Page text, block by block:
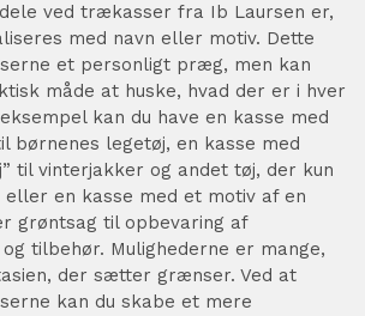
ved trækasser fra Ib Laursen er,
med navn eller motiv. Dette
et personligt præg, men kan
måde at huske, hvad der er i hver
kan du have en kasse med
børnenes legetøj, en kasse med
til vinterjakker og andet tøj, der kun
eller en kasse med et motiv af en
grøntsag til opbevaring af
tilbehør. Mulighederne er mange,
der sætter grænser. Ved at
kan du skabe et mere